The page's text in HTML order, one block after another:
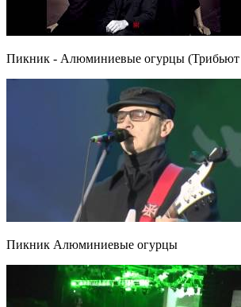
Пикник - Алюминиевые огурцы
Пикник Алюминиевые огурцы